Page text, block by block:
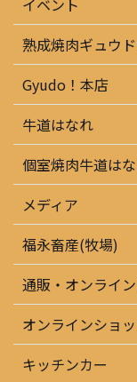
熟成焼肉ギュウ
Gyudo！本店
牛道はなれ
個室焼肉牛道は
メディア
福永畜産(牧場)
通販・オンライ
オンラインショ
キッチンカー